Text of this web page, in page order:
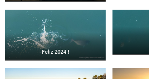
Feliz 2024 !